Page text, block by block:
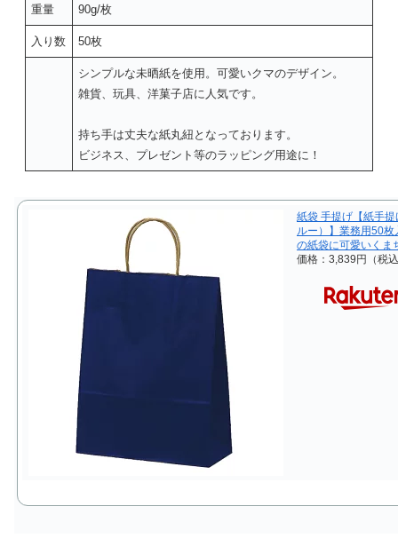
重量 90g/枚
入り数 50枚
シンプルな未晒紙を使用。可愛いクマのデザイン。
雑貨、玩具、洋菓子店に人気です。
持ち手は丈夫な紙丸紐となっております。
ビジネス、プレゼント等のラッピング用途に！
紙袋 手提げ【紙手
ルー）】業務用50
の紙袋に可愛いくま
価格：3,839円（税